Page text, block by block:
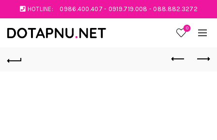
HOTLINE: 0986.400.407 - 0919.719.008 - 088.882.3272
0